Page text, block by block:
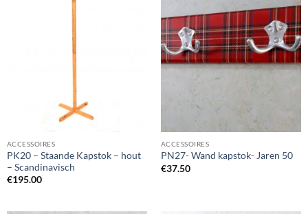
ACCESSOIRES
PK20 – Staande Kapstok – hout
– Scandinavisch
€195.00
ACCESSOIRES
PN27- Wand kapstok- Jaren 50
€37.50